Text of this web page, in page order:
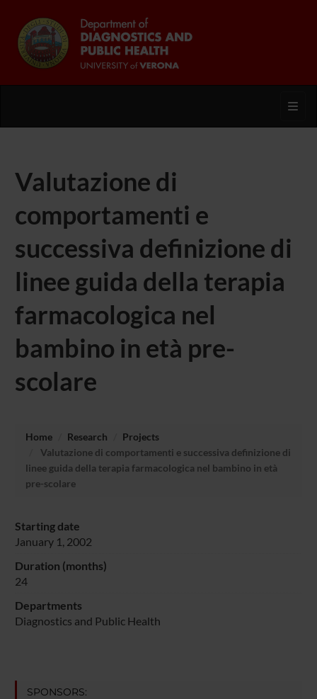
Valutazione di
comportamenti e
successiva definizione di
linee guida della terapia
farmacologica nel
bambino in età pre-
scolare
Home Research
Projects
Valutazione di comportamenti e successiva definizione di
linee guida della terapia farmacologica nel bambino in età
pre-scolare
Starting date
January 1, 2002
Duration (months)
24
Departments
Diagnostics and Public Health
SPONSORS: